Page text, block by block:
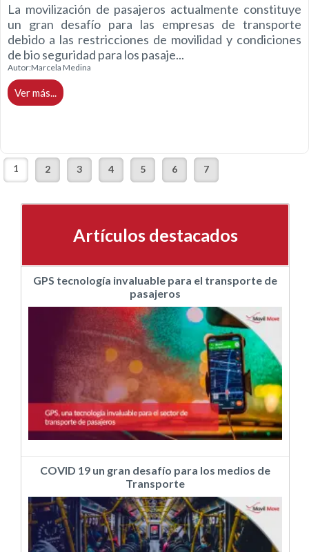
La movilización de pasajeros actualmente constituye
un gran desafío para las empresas de transporte
debido a las restricciones de movilidad y condiciones
de bio seguridad para los pasaje...
Autor:Marcela Medina
Ver más...
1 2 3 4 5 6 7
Artículos destacados
GPS tecnología invaluable para el transporte de
pasajeros
COVID 19 un gran desafío para los medios de
Transporte